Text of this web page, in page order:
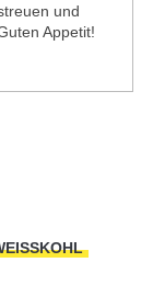
und
Appetit!